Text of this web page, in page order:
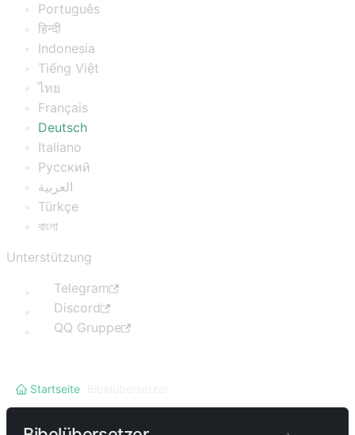
Português
हिन्दी
Indonesia
Tiếng Việt
ไทย
Français
Deutsch
Italiano
Русский
العربية
Türkçe
বাংলা
Unterstützung
Telegram
Discord
QQ Gruppe
Startseite